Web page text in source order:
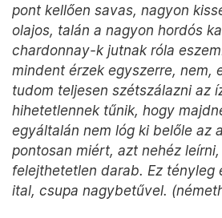
pont kellően savas, nagyon
olajos, talán a nagyon hordós
chardonnay-k jutnak róla
mindent érzek egyszerre, nem,
tudom teljesen szétszálazni az
hihetetlennek tűnik, hogy
egyáltalán nem lóg ki belőle az
pontosan miért, azt nehéz
felejthetetlen darab. Ez tényleg
ital, csupa nagybetűvel.